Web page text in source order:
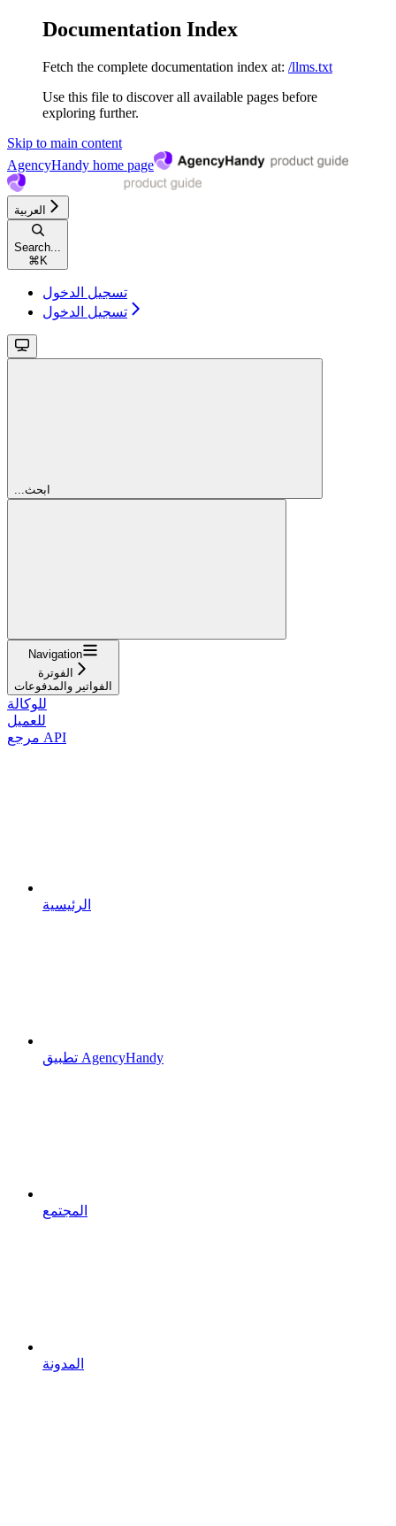
Documentation Index
Fetch the complete documentation index at: /llms.txt
Use this file to discover all available pages before
exploring further.
Skip to main content
AgencyHandy home page
العربية
Search...
⌘ K
تسجيل الدخول
تسجيل الدخول
...ابحث
Navigation
الفوترة
الفواتير والمدفوعات
للوكالة
للعميل
مرجع API
الرئيسية
تطبيق AgencyHandy
المجتمع
المدونة